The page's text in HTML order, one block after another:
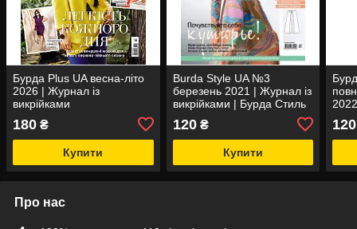
Бурда Plus UA весна-літо
2026 | Журнал із
викрійками
180 ₴
Купити
Burda Style UA №3
березень 2021 | Журнал із
викрійками | Бурда Стиль
120₴
Купити
120
Про нас